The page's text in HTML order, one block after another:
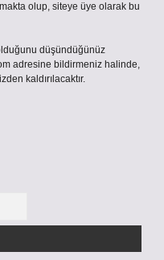
olup, siteye üye olarak bu
düşündüğünüz
adresine bildirmeniz halinde,
kaldırılacaktır.